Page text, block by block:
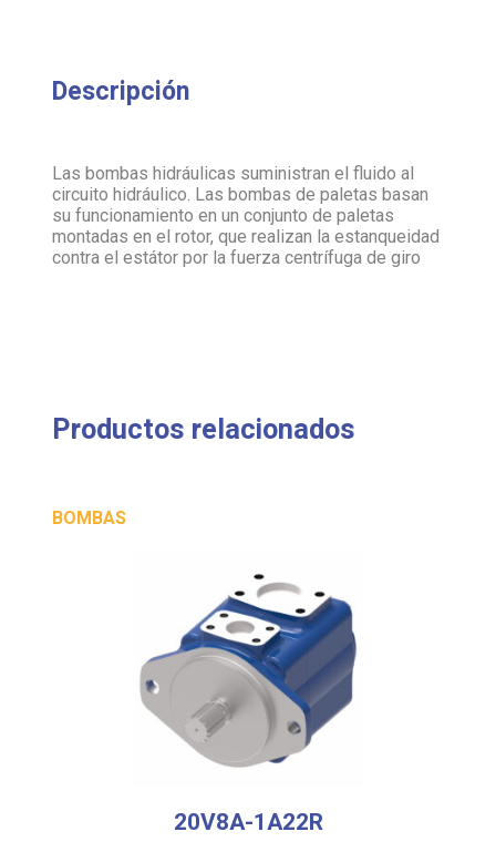
Descripción
Las bombas hidráulicas suministran el fluido al
circuito hidráulico. Las bombas de paletas basan
su funcionamiento en un conjunto de paletas
montadas en el rotor, que realizan la estanqueidad
contra el estátor por la fuerza centrífuga de giro
Productos relacionados
BOMBAS
20V8A-1A22R